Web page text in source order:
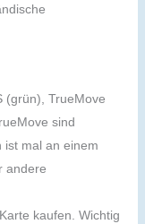
(grün), TrueMove
sind
ist mal an einem
andere
kaufen. Wichtig